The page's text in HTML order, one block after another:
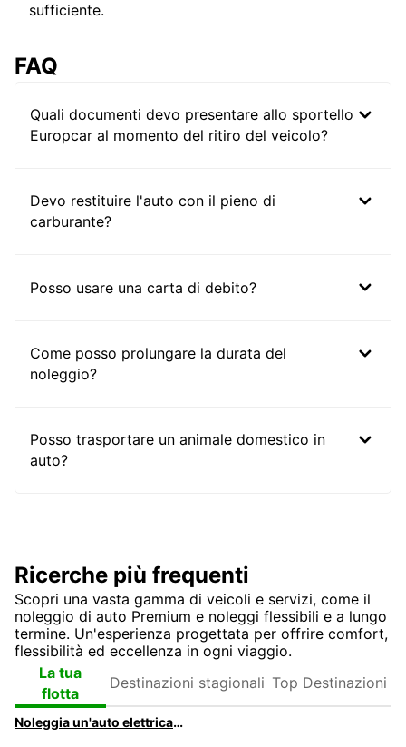
sufficiente.
FAQ
Quali documenti devo presentare allo sportello
Europcar al momento del ritiro del veicolo?
Devo restituire l'auto con il pieno di
carburante?
Posso usare una carta di debito?
Come posso prolungare la durata del
noleggio?
Posso trasportare un animale domestico in
auto?
Ricerche più frequenti
Scopri una vasta gamma di veicoli e servizi, come il
noleggio di auto Premium e noleggi flessibili e a lungo
termine. Un'esperienza progettata per offrire comfort,
flessibilità ed eccellenza in ogni viaggio.
La tua
flotta
stagionali
Destinazioni
Noleggia un'auto elettrica a Firenze